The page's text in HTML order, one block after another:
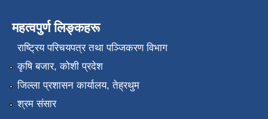
महत्वपुर्ण लिङ्कहरू
राष्‍ट्रिय परिचयपत्र तथा पञ्जिकरण विभाग
कृषि बजार, कोशी प्रदेश
जिल्ला प्रशासन कार्यालय, तेह्रथुम
श्रम संसार